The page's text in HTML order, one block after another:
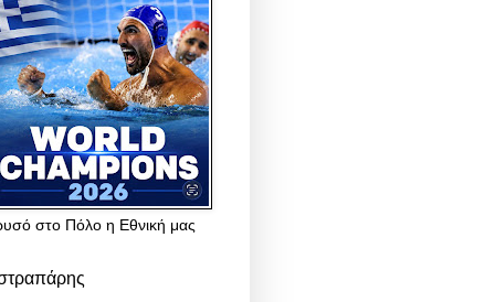
στο Πόλο η Εθνική μας